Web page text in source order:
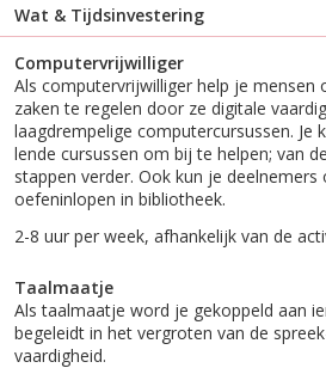
Wat & Tijdsinvestering
Computervrijwilliger
Als computervrijwilliger help je mensen
zaken te regelen door ze digitale
laag­drempelige computercursussen. Je
lende cursussen om bij te helpen; van
stappen verder. Ook kun je
oefeninlopen in bibliotheek.
2-8 uur per week, afhankelijk van de
Taalmaatje
Als taalmaatje word je gekoppeld aan
begeleidt in het vergroten van de
vaardigheid.